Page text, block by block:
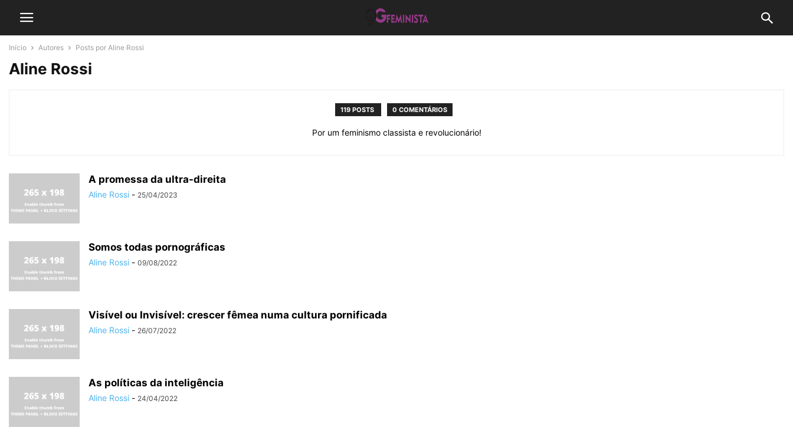
Início Autores Posts por Aline Rossi
Aline Rossi
119 POSTS 0 COMENTÁRIOS
Por um feminismo classista e revolucionário!
A promessa da ultra-direita
Aline Rossi - 25/04/2023
Somos todas pornográficas
Aline Rossi - 09/08/2022
Visível ou Invisível: crescer fêmea numa cultura pornificada
Aline Rossi - 26/07/2022
As políticas da inteligência
Aline Rossi - 24/04/2022